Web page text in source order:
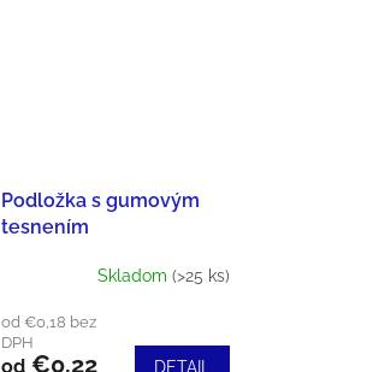
Podložka s gumovým
tesnením
Skladom (>25 ks)
od €0,18 bez
DPH
od €0,22 DETAIL